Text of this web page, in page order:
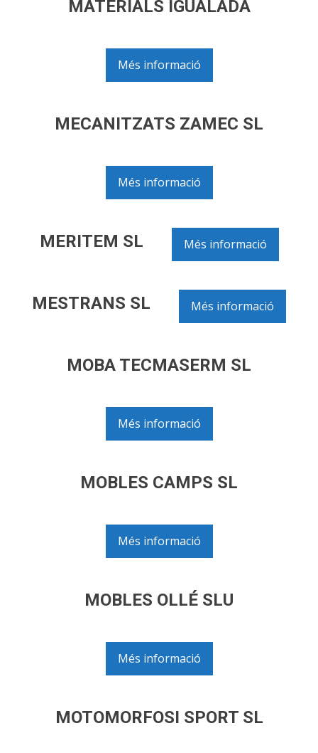
MATERIALS IGUALADA
Més informació
MECANITZATS ZAMEC SL
Més informació
MERITEM SL Més informació
MESTRANS SL Més informació
MOBA TECMASERM SL
Més informació
MOBLES CAMPS SL
Més informació
MOBLES OLLÉ SLU
Més informació
MOTOMORFOSI SPORT SL